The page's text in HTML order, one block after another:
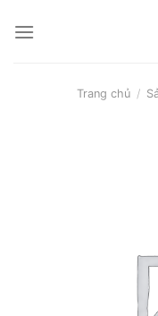
Trang chủ /